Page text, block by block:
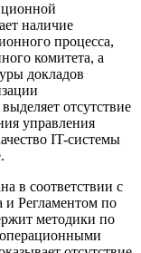
наличие
процесса,
комитета, а
докладов
отсутствие
управления
IT-системы
в соответствии с
Регламентом по
методики по